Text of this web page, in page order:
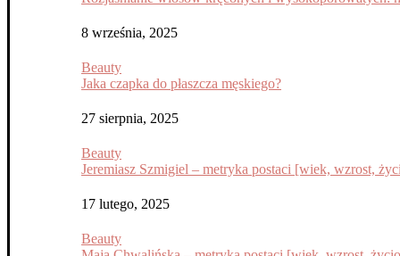
8 września, 2025
Beauty
Jaka czapka do płaszcza męskiego?
27 sierpnia, 2025
Beauty
Jeremiasz Szmigiel – metryka postaci [wiek, wzrost,
17 lutego, 2025
Beauty